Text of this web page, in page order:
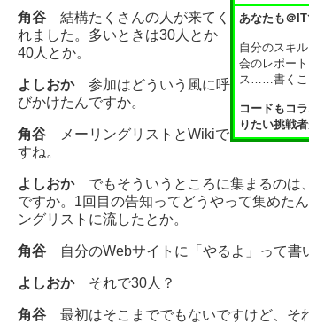
あなたも＠
自分のスキ
会のレポー
ス……書くこ
コードもコ
りたい挑戦者
角谷 結構たくさんの人が来てく
れました。多いときは30人とか
40人とか。
よしおか参加はどういう風に呼
びかけたんですか。
角谷 メーリングリストとWikiで
すね。
よしおかでもそういうところに集まるのは
ですか。1回目の告知ってどうやって集めた
ングリストに流したとか。
角谷 自分のWebサイトに「やるよ」って書
よしおかそれで30人？
角谷 最初はそこまででもないですけど、そ